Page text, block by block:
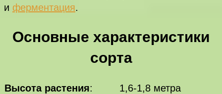
и ферментация.
Основные характеристики
сорта
Высота растения:
1,6-1,8 метра